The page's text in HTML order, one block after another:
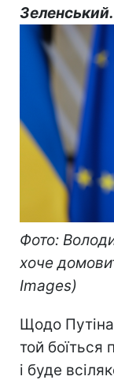
Зеленський.
Фото:
хоче
Images)
Щодо
той боїться
і буде